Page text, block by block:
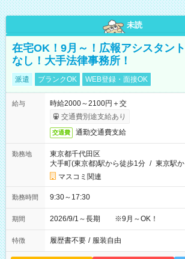
未読
在宅OK！9月～！広報アシスタン
なし！大手法律事務所！
派遣 ブランクOK WEB登録・面接OK
給与
時給2000～2100円＋交
交通費別途支給あり
交通費 通勤交通費支給
勤務地
東京都千代田区
大手町(東京都)駅から徒歩1分 / 東京駅
マスコミ関連
勤務時間 9:30～17:30
期間 2026/9/1～長期 ※9月～OK！
特徴 履歴書不要 / 服装自由